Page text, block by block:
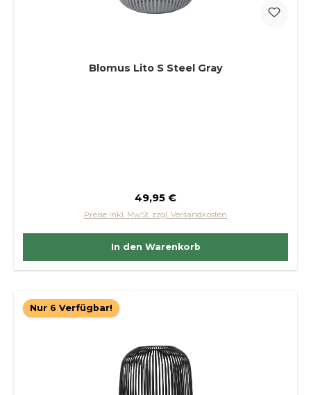
Blomus Lito S Steel Gray
Regulärer Preis:
49,95 €
Preise inkl. MwSt. zzgl. Versandkosten
In den Warenkorb
Nur 6 Verfügbar!